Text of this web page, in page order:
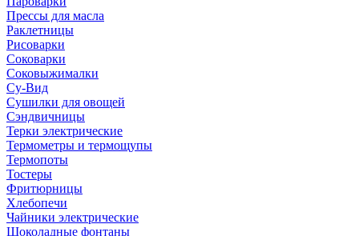
Прессы для масла
Раклетницы
Рисоварки
Соковарки
Соковыжималки
Су-Вид
Сушилки для овощей
Сэндвичницы
Терки электрические
Термометры и термощупы
Термопоты
Тостеры
Фритюрницы
Хлебопечи
Чайники электрические
Шоколадные фонтаны